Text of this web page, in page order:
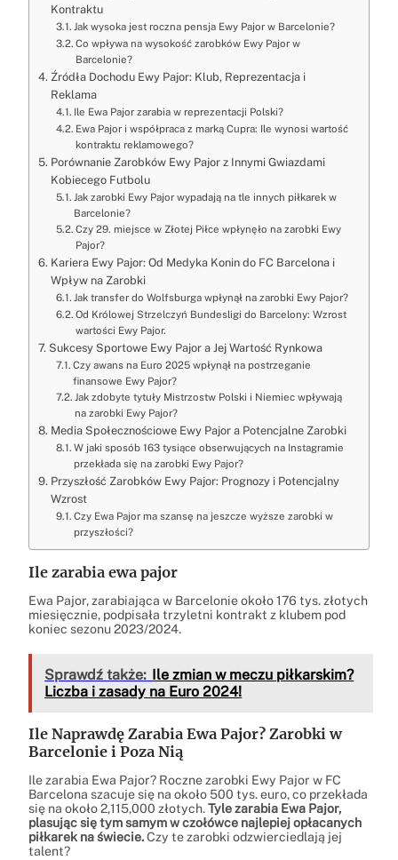
Kontraktu
Jak wysoka jest roczna pensja Ewy Pajor w Barcelonie?
Co wpływa na wysokość zarobków Ewy Pajor w
Barcelonie?
Źródła Dochodu Ewy Pajor: Klub, Reprezentacja i
Reklama
Ile Ewa Pajor zarabia w reprezentacji Polski?
Ewa Pajor i współpraca z marką Cupra: Ile wynosi wartość
kontraktu reklamowego?
Porównanie Zarobków Ewy Pajor z Innymi Gwiazdami
Kobiecego Futbolu
Jak zarobki Ewy Pajor wypadają na tle innych piłkarek w
Barcelonie?
Czy 29. miejsce w Złotej Piłce wpłynęło na zarobki Ewy
Pajor?
Kariera Ewy Pajor: Od Medyka Konin do FC Barcelona i
Wpływ na Zarobki
Jak transfer do Wolfsburga wpłynął na zarobki Ewy Pajor?
Od Królowej Strzelczyń Bundesligi do Barcelony: Wzrost
wartości Ewy Pajor.
Sukcesy Sportowe Ewy Pajor a Jej Wartość Rynkowa
Czy awans na Euro 2025 wpłynął na postrzeganie
finansowe Ewy Pajor?
Jak zdobyte tytuły Mistrzostw Polski i Niemiec wpływają
na zarobki Ewy Pajor?
Media Społecznościowe Ewy Pajor a Potencjalne Zarobki
W jaki sposób 163 tysiące obserwujących na Instagramie
przekłada się na zarobki Ewy Pajor?
Przyszłość Zarobków Ewy Pajor: Prognozy i Potencjalny
Wzrost
Czy Ewa Pajor ma szansę na jeszcze wyższe zarobki w
przyszłości?
Ile zarabia ewa pajor
Ewa Pajor, zarabiająca w Barcelonie około 176 tys. złotych
miesięcznie, podpisała trzyletni kontrakt z klubem pod
koniec sezonu 2023/2024.
Sprawdź także: Ile zmian w meczu piłkarskim?
Liczba i zasady na Euro 2024!
Ile Naprawdę Zarabia Ewa Pajor? Zarobki w
Barcelonie i Poza Nią
Ile zarabia Ewa Pajor? Roczne zarobki Ewy Pajor w FC
Barcelona szacuje się na około 500 tys. euro, co przekłada
się na około 2,115,000 złotych.Tyle zarabia Ewa Pajor,
plasując się tym samym w czołówce najlepiej opłacanych
piłkarek na świecie.Czy te zarobki odzwierciedlają jej
talent?